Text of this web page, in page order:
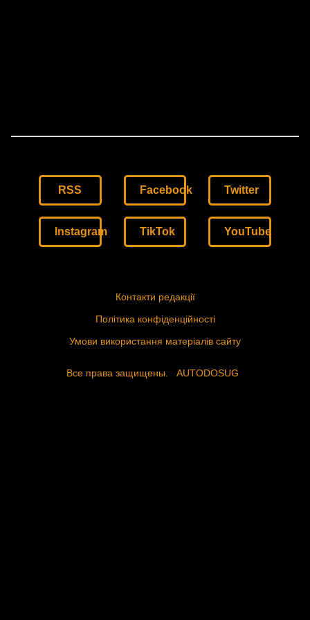
RSS Facebook Twitter
Instagram TikTok YouTube
Контакти редакції
Політика конфіденційності
Умови використання матеріалів сайту
Все права защищены. AUTODOSUG